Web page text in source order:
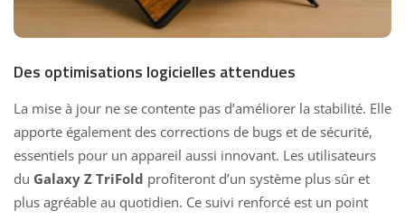
Des optimisations logicielles attendues
La mise à jour ne se contente pas d’améliorer la stabilité. Elle
apporte également des corrections de bugs et de sécurité,
essentiels pour un appareil aussi innovant. Les utilisateurs
du Galaxy Z TriFold profiteront d’un système plus sûr et
plus agréable au quotidien. Ce suivi renforcé est un point